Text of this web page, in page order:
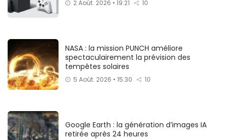
2 Août. 2026 • 19:21 10
NASA : la mission PUNCH améliore
spectaculairement la prévision des
tempêtes solaires
5 Août. 2026 • 15:30 10
Google Earth : la génération d’images IA
retirée après 24 heures